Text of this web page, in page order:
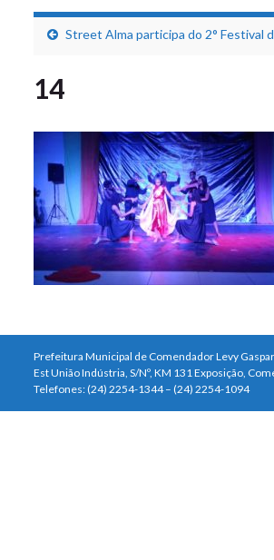
Street Alma participa do 2° Festival
14
Prefeitura Municipal de Comendador Levy
Est União Indústria, S/Nº, KM 131 Exposição,
Telefones: (24) 2254-1344 – (24) 2254-1094